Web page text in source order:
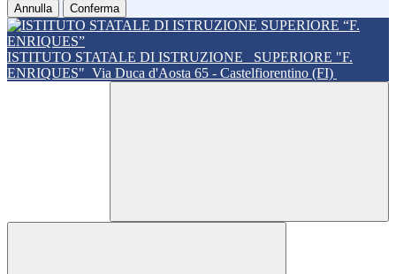
Annulla Conferma
ISTITUTO STATALE DI ISTRUZIONE
SUPERIORE "F.
ENRIQUES" Via Duca d'Aosta 65 - Castelfiorentino (FI)